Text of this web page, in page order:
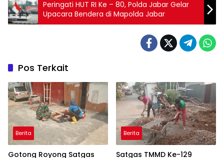
Peringati HUT RI Ke – 80, Polda Jabar Gelar
Upacara Bendera di Mapolda Jabar
Pos Terkait
Berita
Gotong Royong Satgas
Berita
Satgas TMMD Ke-129